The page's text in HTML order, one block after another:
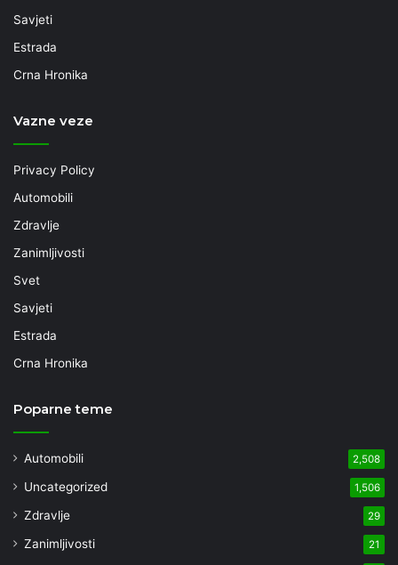
Savjeti
Estrada
Crna Hronika
Vazne veze
Privacy Policy
Automobili
Zdravlje
Zanimljivosti
Svet
Savjeti
Estrada
Crna Hronika
Poparne teme
Automobili 2,508
Uncategorized 1,506
Zdravlje 29
Zanimljivosti 21